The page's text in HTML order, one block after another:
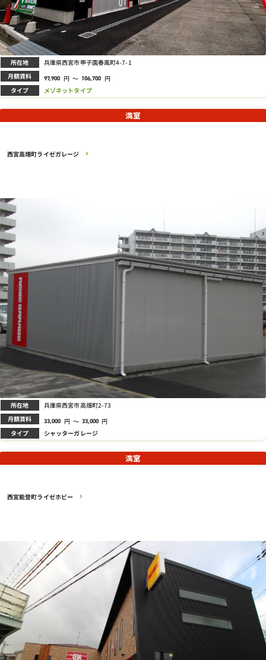
所在地 兵庫県西宮市甲子園春風町4-7-1
月額賃料 97,900 円 ～ 106,700 円
タイプ メゾネットタイプ
西宮高畑町ライゼガレージ
満室
所在地 兵庫県西宮市高畑町2-73
月額賃料 33,000 円 ～ 33,000 円
タイプ シャッターガレージ
西宮能登町ライゼホビー
満室